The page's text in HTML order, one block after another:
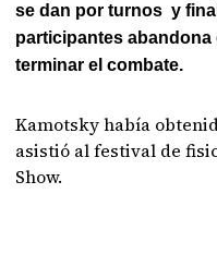
se dan por turnos y
participantes
terminar el combate.
Kamotsky había
asistió al festival de
Show.